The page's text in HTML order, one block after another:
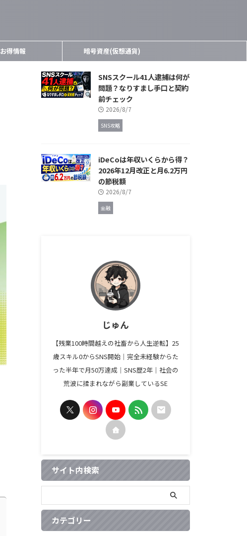
お得情報 暗号資産(仮想通貨)
SNSスクール41人逮捕は何が
問題？なりすまし手口と契約
前チェック
2026/8/7
SNS攻略
iDeCoは年収いくらから得？
2026年12月改正と月6.2万円
の節税額
2026/8/7
金融
じゅん
【残業100時間越えの社畜から人生逆転】25
歳スキル0からSNS開始｜完全未経験からた
った半年で月50万達成｜SNS歴2年｜社会の
荒波に揉まれながら副業しているSE
サイト内検索
カテゴリー